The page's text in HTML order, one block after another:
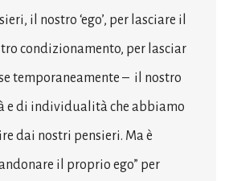
il nostro ‘ego’, per lasciare il
condizionamento, per lasciar
temporaneamente – il nostro
e di individualità che abbiamo
dai nostri pensieri. Ma è
il proprio ego” per